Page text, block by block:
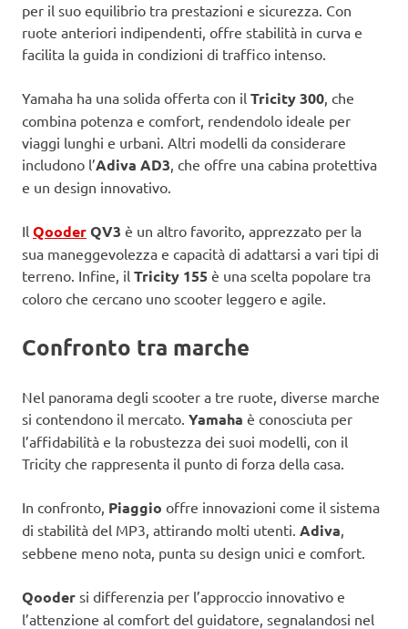
per il suo equilibrio tra prestazioni e sicurezza. Con
ruote anteriori indipendenti, offre stabilità in curva e
facilita la guida in condizioni di traffico intenso.
Yamaha ha una solida offerta con il Tricity 300, che
combina potenza e comfort, rendendolo ideale per
viaggi lunghi e urbani. Altri modelli da considerare
includono l’Adiva AD3, che offre una cabina protettiva
e un design innovativo.
Il QooderQV3 è un altro favorito, apprezzato per la
sua maneggevolezza e capacità di adattarsi a vari tipi di
terreno. Infine, il Tricity 155 è una scelta popolare tra
coloro che cercano uno scooter leggero e agile.
Confronto tra marche
Nel panorama degli scooter a tre ruote, diverse marche
si contendono il mercato. Yamaha è conosciuta per
l’affidabilità e la robustezza dei suoi modelli, con il
Tricity che rappresenta il punto di forza della casa.
In confronto, Piaggio offre innovazioni come il sistema
di stabilità del MP3, attirando molti utenti. Adiva,
sebbene meno nota, punta su design unici e comfort.
Qooder si differenzia per l’approccio innovativo e
l’attenzione al comfort del guidatore, segnalandosi nel